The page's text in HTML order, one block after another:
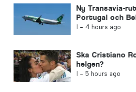
Ny Transavia-
Portugal och
I - 4 hours ago
Ska Cristiano
helgen?
I - 5 hours ago